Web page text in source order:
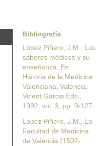
Bibliografía
López Piñero, J.M., Los
saberes médicos y su
enseñanza, En:
Historia de la Medicina
Valenciana, Valencia,
Vicent Garcia Eds.,
1992, vol. 3, pp. 9-127.
López Piñero, J.M., La
Facultad de Medicina
de Valencia (1502-